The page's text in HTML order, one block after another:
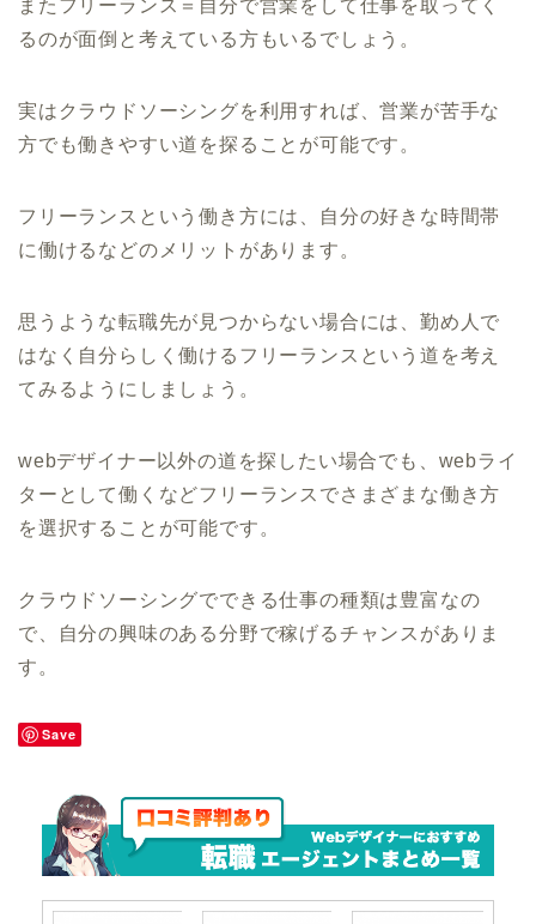
またフリーランス＝自分で営業をして仕事を取ってく
るのが面倒と考えている方もいるでしょう。
実はクラウドソーシングを利用すれば、営業が苦手な
方でも働きやすい道を探ることが可能です。
フリーランスという働き方には、自分の好きな時間帯
に働けるなどのメリットがあります。
思うような転職先が見つからない場合には、勤め人で
はなく自分らしく働けるフリーランスという道を考え
てみるようにしましょう。
webデザイナー以外の道を探したい場合でも、webライ
ターとして働くなどフリーランスでさまざまな働き方
を選択することが可能です。
クラウドソーシングでできる仕事の種類は豊富なの
で、自分の興味のある分野で稼げるチャンスがありま
す。
Save